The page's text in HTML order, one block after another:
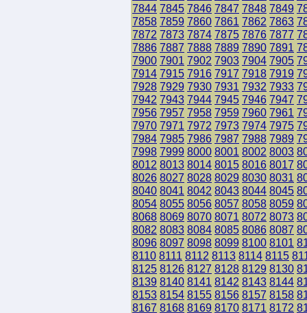
7844 7845 7846 7847 7848 7849
7858 7859 7860 7861 7862 7863
7872 7873 7874 7875 7876 7877
7886 7887 7888 7889 7890 7891
7900 7901 7902 7903 7904 7905
7914 7915 7916 7917 7918 7919
7928 7929 7930 7931 7932 7933
7942 7943 7944 7945 7946 7947
7956 7957 7958 7959 7960 7961
7970 7971 7972 7973 7974 7975
7984 7985 7986 7987 7988 7989
7998 7999 8000 8001 8002 8003
8012 8013 8014 8015 8016 8017
8026 8027 8028 8029 8030 8031
8040 8041 8042 8043 8044 8045
8054 8055 8056 8057 8058 8059
8068 8069 8070 8071 8072 8073
8082 8083 8084 8085 8086 8087
8096 8097 8098 8099 8100 8101
8110 8111 8112 8113 8114 8115
8125 8126 8127 8128 8129 8130
8139 8140 8141 8142 8143 8144
8153 8154 8155 8156 8157 8158
8167 8168 8169 8170 8171 8172